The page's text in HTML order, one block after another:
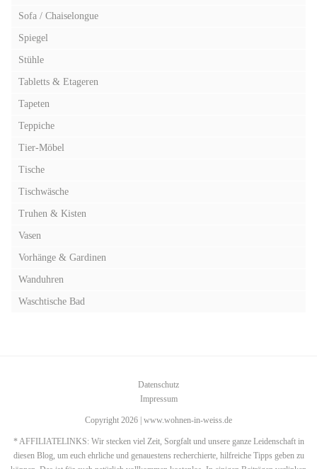
Sofa / Chaiselongue
Spiegel
Stühle
Tabletts & Etageren
Tapeten
Teppiche
Tier-Möbel
Tische
Tischwäsche
Truhen & Kisten
Vasen
Vorhänge & Gardinen
Wanduhren
Waschtische Bad
Datenschutz
Impressum
Copyright 2026 | www.wohnen-in-weiss.de
* AFFILIATELINKS: Wir stecken viel Zeit, Sorgfalt und unsere ganze Leidenschaft in
diesen Blog, um euch ehrliche und genauestens recherchierte, hilfreiche Tipps geben zu